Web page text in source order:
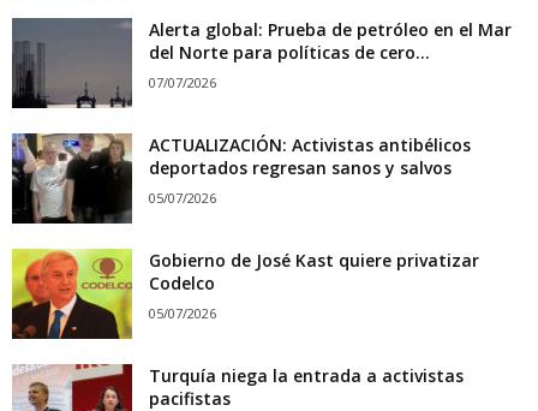
Alerta global: Prueba de petróleo en el Mar
del Norte para políticas de cero...
07/07/2026
ACTUALIZACIÓN: Activistas antibélicos
deportados regresan sanos y salvos
05/07/2026
Gobierno de José Kast quiere privatizar
Codelco
05/07/2026
Turquía niega la entrada a activistas
pacifistas